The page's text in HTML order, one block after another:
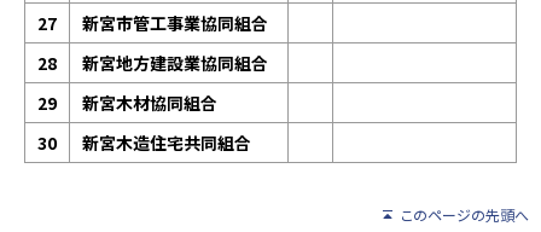
27
新宮市管工事業協同組合
28
新宮地方建設業協同組合
29
新宮木材協同組合
30
新宮木造住宅共同組合
このページの先頭へ